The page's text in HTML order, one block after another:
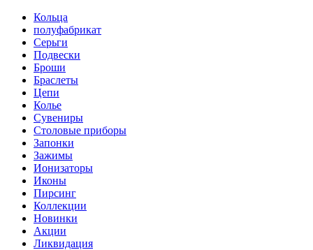
Кольца
полуфабрикат
Серьги
Подвески
Броши
Браслеты
Цепи
Колье
Сувениры
Столовые приборы
Запонки
Зажимы
Ионизаторы
Иконы
Пирсинг
Коллекции
Новинки
Акции
Ликвидация